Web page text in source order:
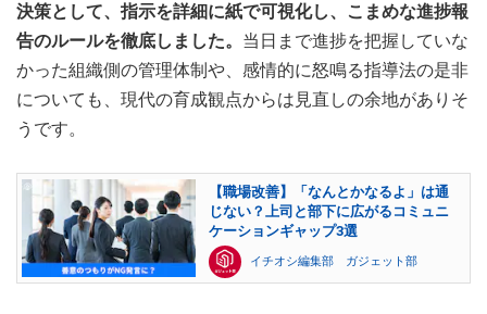
決策として、指示を詳細に紙で可視化し、こまめな進捗報
告のルールを徹底しました。 当日まで進捗を把握していな
かった組織側の管理体制や、感情的に怒鳴る指導法の是非
についても、現代の育成観点からは見直しの余地がありそ
うです。
【職場改善】「なんとかなるよ」は通
じない？上司と部下に広がるコミュニ
ケーションギャップ3選
イチオシ編集部 ガジェット部